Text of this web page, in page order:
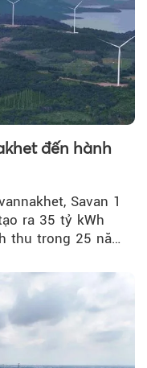
đến hành
Savan 1
ra 35 tỷ kWh
thu trong 25 năm